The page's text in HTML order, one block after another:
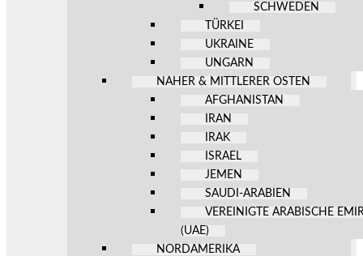
SCHWEDEN
TÜRKEI
UKRAINE
UNGARN
NAHER & MITTLERER OSTEN
AFGHANISTAN
IRAN
IRAK
ISRAEL
JEMEN
SAUDI-ARABIEN
VEREINIGTE ARABISCHE
(UAE)
NORDAMERIKA